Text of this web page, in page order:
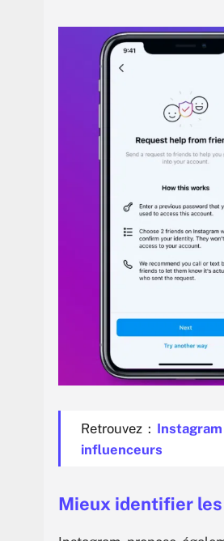
Retrouvez :
influenceurs
Mieux identifier